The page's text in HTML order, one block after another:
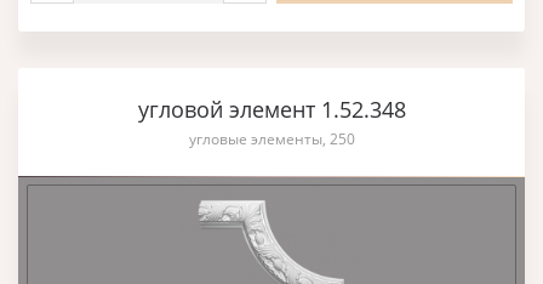
угловой элемент 1.52.348
угловые элементы, 250